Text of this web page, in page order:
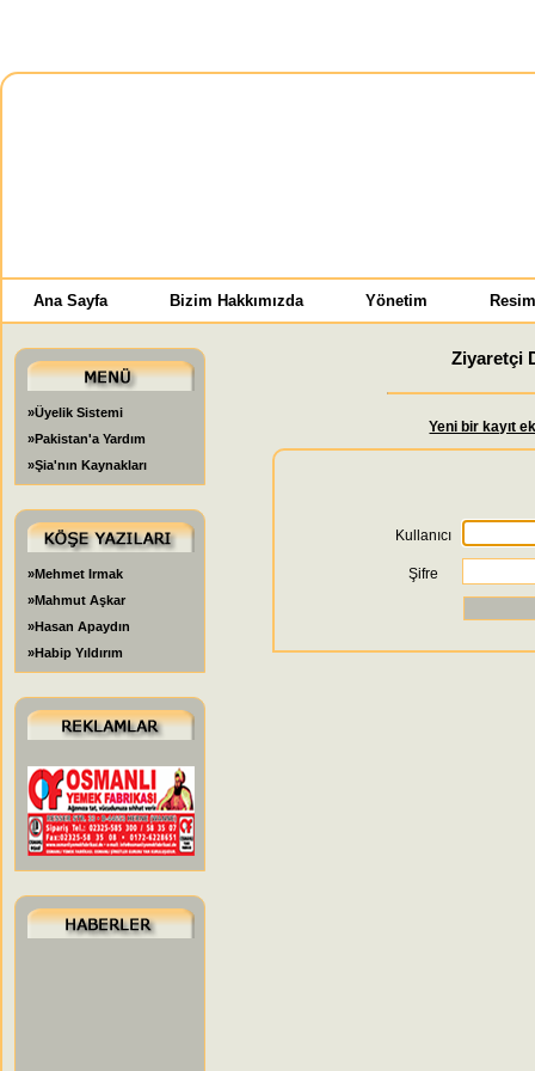
Ana Sayfa Bizim Hakkımızda Yönetim
»Üyelik Sistemi
»Pakistan'a Yardım
»Şia'nın Kaynakları
»Mehmet Irmak
»Mahmut Aşkar
»Hasan Apaydın
»Habip Yıldırım
Ziyaretçi
Yeni bir kayıt
Kullanıcı
Şifre